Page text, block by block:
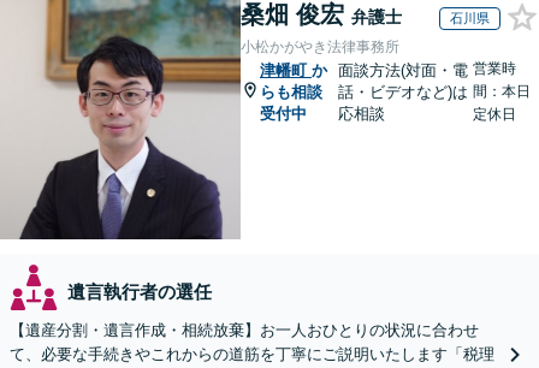
桑畑 俊宏 弁護士 石川県
小松かがやき法律事務所
津幡町 か
らも相談
受付中
面談方法(対面・電
話・ビデオなど)は
応相談
営業時
間：本日
定休日
遺言執行者の選任
【遺産分割・遺言作成・相続放棄】お一人おひとりの状況に合わせ
て、必要な手続きやこれからの道筋を丁寧にご説明いたします「税理